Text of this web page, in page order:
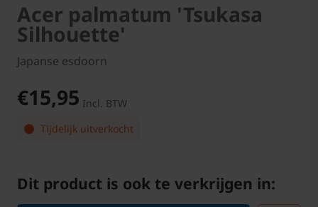
Acer palmatum 'Tsukasa
Silhouette'
Japanse esdoorn
€15,95 Incl. BTW
Tijdelijk uitverkocht
Dit product is ook te verkrijgen in: